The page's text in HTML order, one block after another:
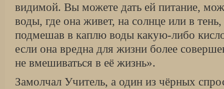
видимой. Вы можете дать ей питание,
воды, где она живет, на солнце или в
подмешав в каплю воды какую-либо
если она вредна для жизни более
не вмешиваться в её жизнь».
Замолчал Учитель, а один из чёрных